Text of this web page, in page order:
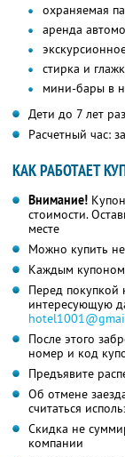
охраняемая
аренда
стирка и
мини-бары в
Дети до 7 лет
Расчетный час:
КАК РАБОТАЕТ
Внимание!
стоимости.
месте
Можно купить
Каждым купоном
Перед покупкой
интересующую
После этого
номер и код
Предъявите
Об отмене
считаться
Скидка не
компании